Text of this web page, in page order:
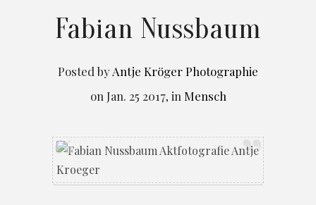
Fabian Nussbaum
Posted byAntje Kröger Photographie
on Jan. 25 2017, in Mensch